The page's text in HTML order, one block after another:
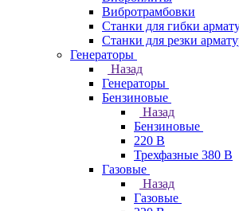
Вибротрамбовки
Станки для гибки
Станки для резки
Генераторы
Назад
Генераторы
Бензиновые
Назад
Бензиновые
220 В
Трехфазные 380 В
Газовые
Назад
Газовые